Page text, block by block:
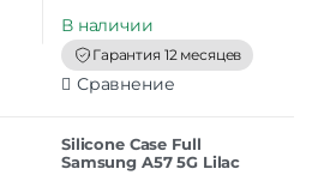
t
o
f
5
В наличии
Гарантия 12 месяцев
Сравнение
Silicone Case Full
Samsung A57 5G Lilac